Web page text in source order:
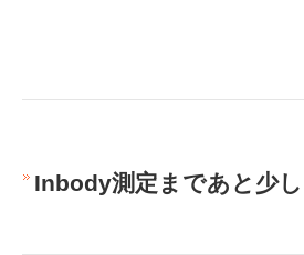
Inbody測定まであと少し